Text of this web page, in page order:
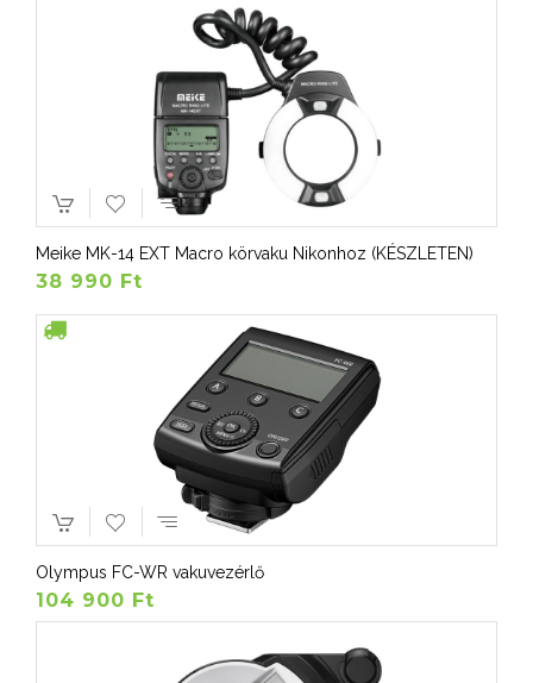
Meike MK-14 EXT Macro körvaku Nikonhoz (KÉSZLETEN)
38 990 Ft
Olympus FC-WR vakuvezérlő
104 900 Ft